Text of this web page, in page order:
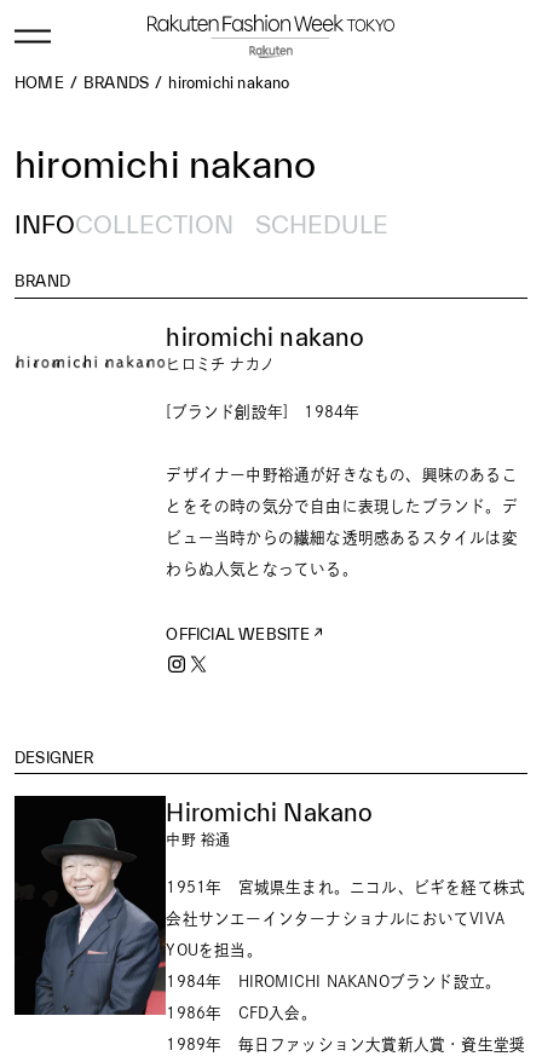
HOME BRANDS hiromichi nakano
hiromichi nakano
INFOCOLLECTION SCHEDULE
BRAND
hiromichi nakano
ヒロミチ ナカノ
[ブランド創設年] 1984年
デザイナー中野裕通が好きなもの、興味のあるこ
とをその時の気分で自由に表現したブランド。デ
ビュー当時からの繊細な透明感あるスタイルは変
わらぬ人気となっている。
OFFICIAL WEBSITE
DESIGNER
Hiromichi Nakano
中野 裕通
1951年 宮城県生まれ。ニコル、ビギを経て株式
会社サンエーインターナショナルにおいてVIVA
YOUを担当。
1984年 HIROMICHI NAKANOブランド設立。
1986年 CFD入会。
1989年 毎日ファッション大賞新人賞・資生堂奨